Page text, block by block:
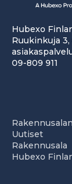
Hubexo
Ruukinkuja
09-809 911
Uutiset
Rakennusala
Hubexo